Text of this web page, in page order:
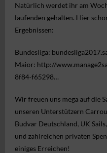
Natürlich werdet ihr am
laufenden gehalten. Hier
Ergebnissen:
Bundesliga:
Maior: http://
8f84-f65298…
Wir freuen uns mega auf die
unseren Unterstützern
Budvar Deutschland, UK Sails,
und zahlreichen privaten
einiges Erreichen!